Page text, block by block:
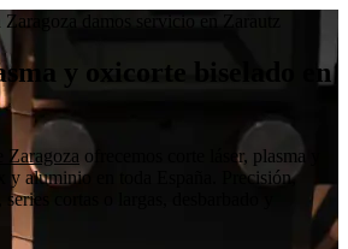
damos servicio en
y oxicorte biselado en
Zaragoza ofrecemos corte láser, plasma y
y aluminio en toda España. Precisión,
cortas o largas, desbarbado y